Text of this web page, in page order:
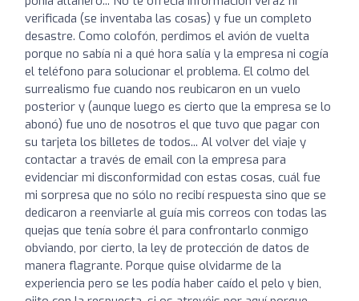
verificada (se inventaba las cosas) y fue un completo
desastre. Como colofón, perdimos el avión de vuelta
porque no sabía ni a qué hora salía y la empresa ni cogía
el teléfono para solucionar el problema. El colmo del
surrealismo fue cuando nos reubicaron en un vuelo
posterior y (aunque luego es cierto que la empresa se lo
abonó) fue uno de nosotros el que tuvo que pagar con
su tarjeta los billetes de todos... Al volver del viaje y
contactar a través de email con la empresa para
evidenciar mi disconformidad con estas cosas, cuál fue
mi sorpresa que no sólo no recibí respuesta sino que se
dedicaron a reenviarle al guía mis correos con todas las
quejas que tenía sobre él para confrontarlo conmigo
obviando, por cierto, la ley de protección de datos de
manera flagrante. Porque quise olvidarme de la
experiencia pero se les podía haber caído el pelo y bien,